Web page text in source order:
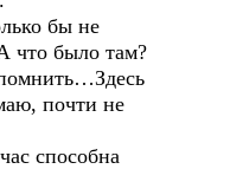
бы не
что было там?
почти не
способна